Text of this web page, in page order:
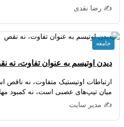
✍️ رضا نقدی
دیدن اوتیسم به عنوان تفاوت، نه
ارتباطات اوتیستیک متفاوت، نه
میان تیپ‌های عصبی است، نه کمبود
✍️ مدیر سایت
جامعه